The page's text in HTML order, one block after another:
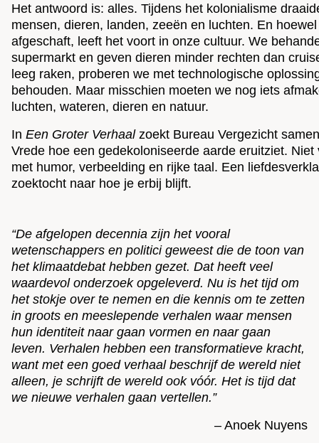
Het antwoord is: alles. Tijdens het kolonialisme
mensen, dieren, landen, zeeën en luchten. En
afgeschaft, leeft het voort in onze cultuur. We
supermarkt en geven dieren minder rechten dan
leeg raken, proberen we met technologische
behouden. Maar misschien moeten we nog iets
luchten, wateren, dieren en natuur.
In Een Groter Verhaalzoekt Bureau Vergezicht
Vrede hoe een gedekoloniseerde aarde eruitziet.
met humor, verbeelding en rijke taal. Een
zoektocht naar hoe je erbij blijft.
“De afgelopen decennia zijn het vooral
wetenschappers en politici geweest die de toon van
het klimaatdebat hebben gezet. Dat heeft veel
waardevol onderzoek opgeleverd. Nu is het tijd om
het stokje over te nemen en die kennis om te zetten
in groots en meeslepende verhalen waar mensen
hun identiteit naar gaan vormen en naar gaan
leven. Verhalen hebben een transformatieve kracht,
want met een goed verhaal beschrijf de wereld niet
alleen, je schrijft de wereld ook vóór. Het is tijd dat
we nieuwe verhalen gaan vertellen.”
– Anoek Nuyens